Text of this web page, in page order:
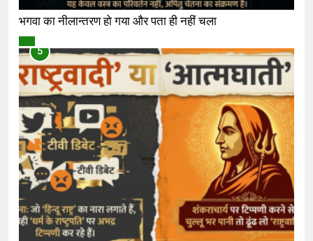
भगवा का नीलान्तरण हो गया और पता ही नहीं चला
5